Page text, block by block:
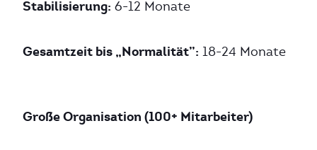
Stabilisierung: 6-12 Monate
Gesamtzeit bis „Normalität”: 18-24 Monate
Große Organisation (100+ Mitarbeiter)